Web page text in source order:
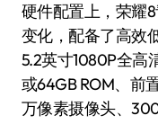
硬件配置上，荣耀
变化，配备了高效
5.2英寸1080P全高
或64GB ROM、前
万像素摄像头、